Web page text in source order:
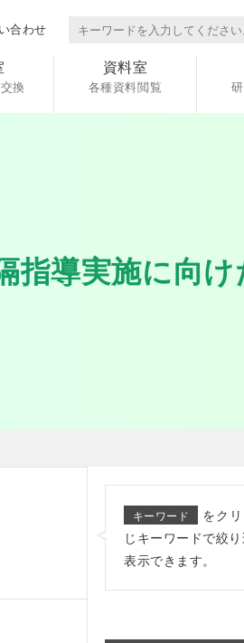
合わせ
換
資料室
各種資料閲覧
指導実施に向け
キーワード
をク
じキーワードで絞
表示できます。